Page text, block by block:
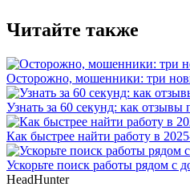
Читайте также
Осторожно, мошенники: три
Узнать за 60 секунд: как
Как быстрее найти работу в
Ускорьте поиск работы рядом с
HeadHunter